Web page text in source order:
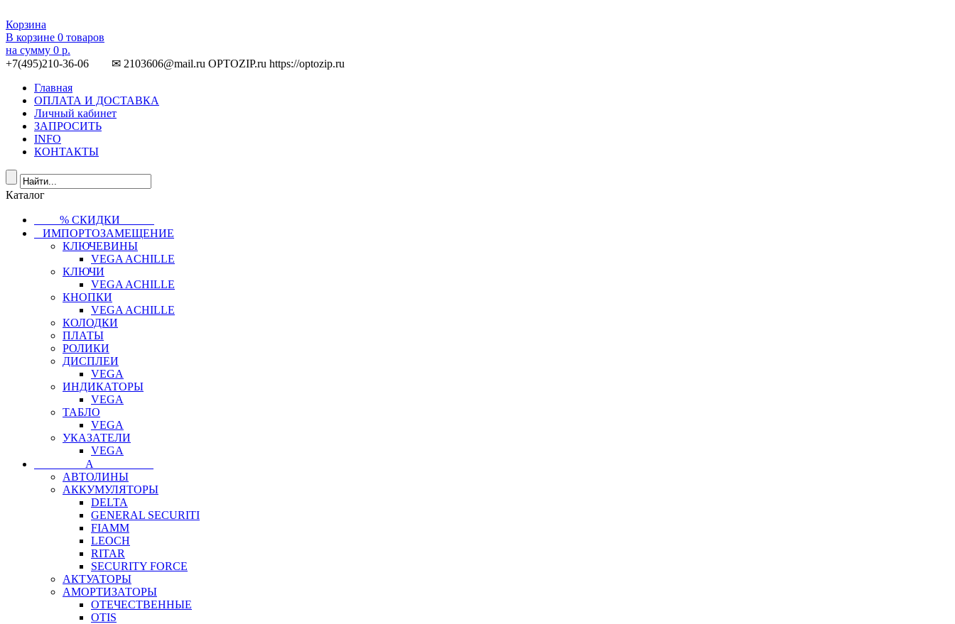
Корзина
В корзине 0 товаров
на сумму 0 р.
+7(495)210-36-06 ✉ 2103606@mail.ru OPTOZIP.ru https://optozip.ru
Главная
ОПЛАТА И ДОСТАВКА
Личный кабинет
ЗАПРОСИТЬ
INFO
КОНТАКТЫ
Каталог
⠀⠀⠀% СКИДКИ⠀⠀⠀⠀
⠀ИМПОРТОЗАМЕЩЕНИЕ
КЛЮЧЕВИНЫ
VEGA ACHILLE
КЛЮЧИ
VEGA ACHILLE
КНОПКИ
VEGA ACHILLE
КОЛОДКИ
ПЛАТЫ
РОЛИКИ
ДИСПЛЕИ
VEGA
ИНДИКАТОРЫ
VEGA
ТАБЛО
VEGA
УКАЗАТЕЛИ
VEGA
⠀⠀⠀⠀⠀⠀А⠀⠀⠀⠀⠀⠀⠀
АВТОЛИНЫ
АККУМУЛЯТОРЫ
DELTA
GENERAL SECURITI
FIAMM
LEOCH
RITAR
SECURITY FORCE
АКТУАТОРЫ
АМОРТИЗАТОРЫ
ОТЕЧЕСТВЕННЫЕ
OTIS